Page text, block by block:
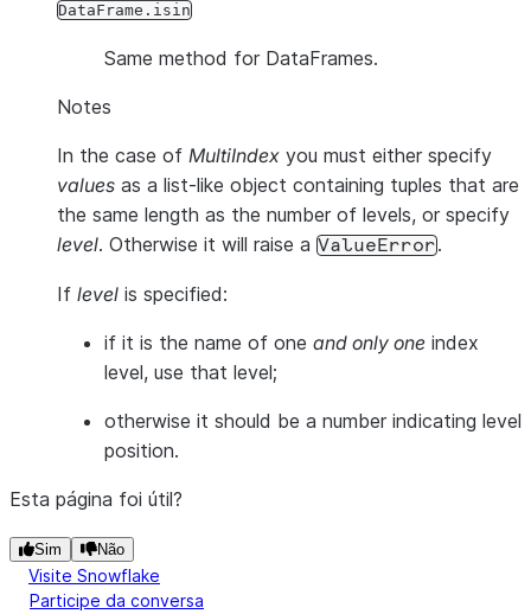
DataFrame.isin
Same method for DataFrames.
Notes
In the case of MultiIndex you must either specify
values as a list-like object containing tuples that are
the same length as the number of levels, or specify
level. Otherwise it will raise a ValueError.
If level is specified:
if it is the name of one and only one index
level, use that level;
otherwise it should be a number indicating level
position.
Esta página foi útil?
Sim Não
Visite Snowflake
Participe da conversa